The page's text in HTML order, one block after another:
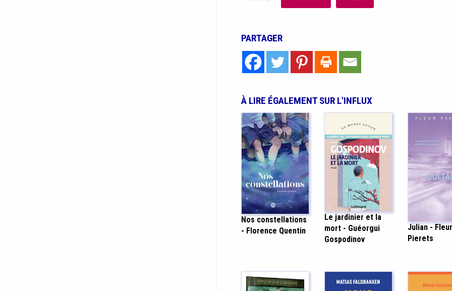
PARTAGER
À LIRE ÉGALEMENT SUR L'INFLUX
Nos constellations
- Florence Quentin
Le jardinier et la
mort - Guéorgui
Gospodinov
Julian - Fleur
Pierets